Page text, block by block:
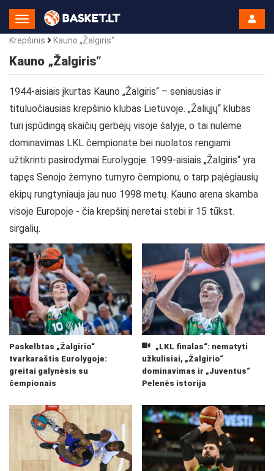
Toggle
Navigation
Krepšinis
Kauno „Žalgiris“
Kauno „Žalgiris“
1944-aisiais įkurtas Kauno „Žalgiris“ – seniausias ir
tituluočiausias krepšinio klubas Lietuvoje. „Žaliųjų“ klubas
turi įspūdingą skaičių gerbėjų visoje šalyje, o tai nulėmė
dominavimas LKL čempionate bei nuolatos rengiami
užtikrinti pasirodymai Eurolygoje. 1999-aisiais „Žalgiris“ yra
tapęs Senojo žemyno turnyro čempionu, o tarp pajėgiausių
ekipų rungtyniauja jau nuo 1998 metų. Kauno arena skamba
visoje Europoje - čia krepšinį neretai stebi ir 15 tūkst.
sirgalių.
Paskelbtas „Žalgirio“
tvarkaraštis Eurolygoje:
greitai galynėsis su
čempionais
„LKL finalas“: nematyti
užkulisiai, „Žalgirio“
dominavimas ir „Juventus“
Pelenės istorija